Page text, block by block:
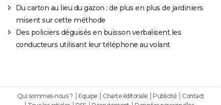
Du carton au lieu du gazon : de plus en plus de jardiniers
misent sur cette méthode
Des policiers déguisés en buisson verbalisent les
conducteurs utilisant leur téléphone au volant
Qui sommes-nous ? Equipe Charte éditoriale Publicité
Contact